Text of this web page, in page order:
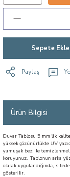
Sepete Ekle
Paylaş
Ürün Bilgisi
Duvar Tablosu 5 mm'lik
yüksek çözünürlükte UV
yumuşak bez ile
koruyunuz. Tablonun arka
olarak uygulandığında,
gösterilir.